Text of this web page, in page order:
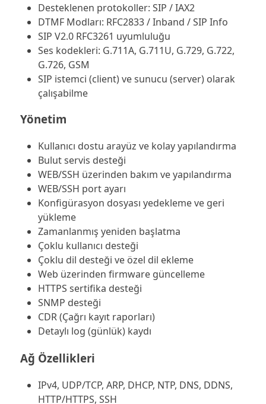
Desteklenen protokoller: SIP / IAX2
DTMF Modları: RFC2833 / Inband / SIP Info
SIP V2.0 RFC3261 uyumluluğu
Ses kodekleri: G.711A, G.711U, G.729, G.722,
G.726, GSM
SIP istemci (client) ve sunucu (server) olarak
çalışabilme
Yönetim
Kullanıcı dostu arayüz ve kolay yapılandırma
Bulut servis desteği
WEB/SSH üzerinden bakım ve yapılandırma
WEB/SSH port ayarı
Konfigürasyon dosyası yedekleme ve geri
yükleme
Zamanlanmış yeniden başlatma
Çoklu kullanıcı desteği
Çoklu dil desteği ve özel dil ekleme
Web üzerinden firmware güncelleme
HTTPS sertifika desteği
SNMP desteği
CDR (Çağrı kayıt raporları)
Detaylı log (günlük) kaydı
Ağ Özellikleri
IPv4, UDP/TCP, ARP, DHCP, NTP, DNS, DDNS,
HTTP/HTTPS, SSH